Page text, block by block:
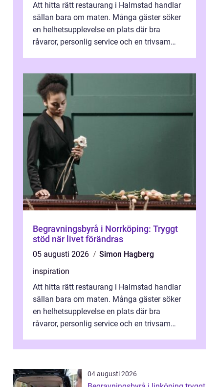
Att hitta rätt restaurang i Halmstad handlar
sällan bara om maten. Många gäster söker
en helhetsupplevelse en plats där bra
råvaror, personlig service och en trivsam
Begravningsbyrå i Norrköping: Tryggt
stöd när livet förändras
05 augusti 2026
Simon Hagberg
inspiration
Att hitta rätt restaurang i Halmstad handlar
sällan bara om maten. Många gäster söker
en helhetsupplevelse en plats där bra
råvaror, personlig service och en trivsam
04 augusti 2026